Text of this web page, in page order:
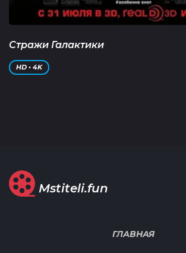
Стражи Галактики
HD • 4K
Mstiteli.fun
ГЛАВНАЯ